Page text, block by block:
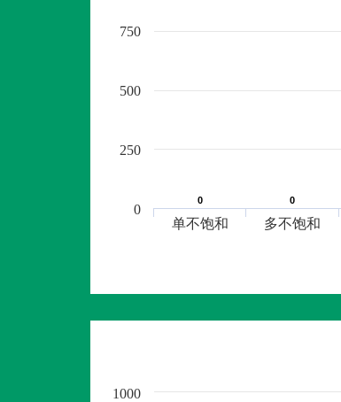
0
0 0
0
单不饱和 多不饱和
0
250
500
750
1000